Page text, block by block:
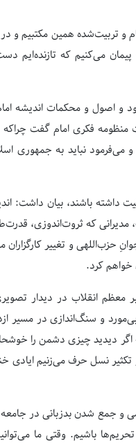
و تربیت‌شده همین مکتبیم و
می‌کنیم که تازنده‌ایم
و اصول و محکمات اندیشه
فکری امام گفت چراکه
نباید به جمهوری
داشته باشند، بیان داشت:
مدیرانی که ثروت‌اندوزی،
حزب‌اللهی و تغییر کارگزاران
کرد.
معظم انقلاب در دیدار
و سنگ‌اندازی در مسیر
اگر دیدید چیزی دشمن را
نسل حرف می‌زنیم ایادی
و جمع شدن بدزبانی در
باشیم. وقتی ما